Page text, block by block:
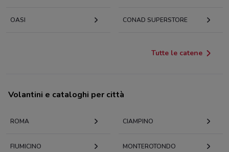
OASI CONAD SUPERSTORE
Tutte le catene
Volantini e cataloghi per città
ROMA CIAMPINO
FIUMICINO MONTEROTONDO